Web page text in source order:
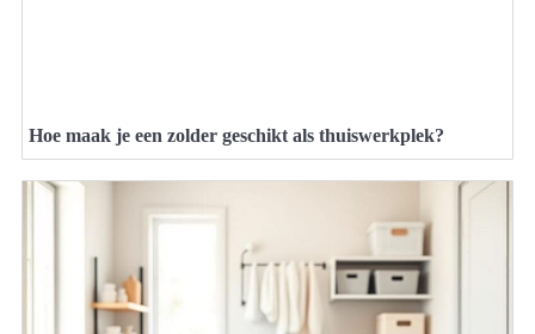
Hoe maak je een zolder geschikt als thuiswerkplek?